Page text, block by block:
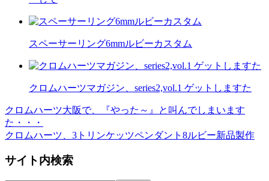
スペーサーリング6mmルビーカスタム
クロムハーツマガジン、series2,vol.1 ゲットしますた
投
稿
ナ
ビ
クロムハーツ大阪で、『やった～』と叫んでしまいます
た・・・
クロムハーツ、3トリンケッツペンダント8ルビー新品製作
サイト内検索